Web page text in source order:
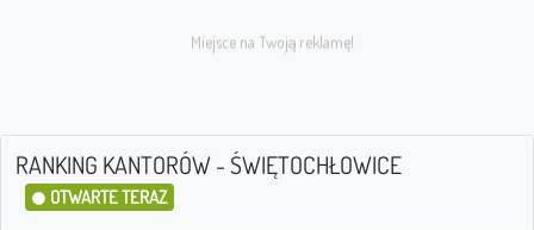
RANKING KANTORÓW - ŚWIĘTOCHŁOWICE
OTWARTE TERAZ